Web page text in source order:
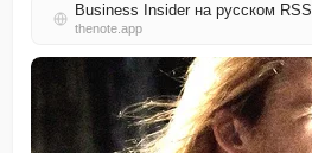
Business Insider на русском RSS
thenote.app